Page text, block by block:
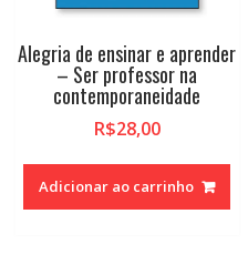
Alegria de ensinar e aprender
– Ser professor na
contemporaneidade
R$28,00
Adicionar ao carrinho